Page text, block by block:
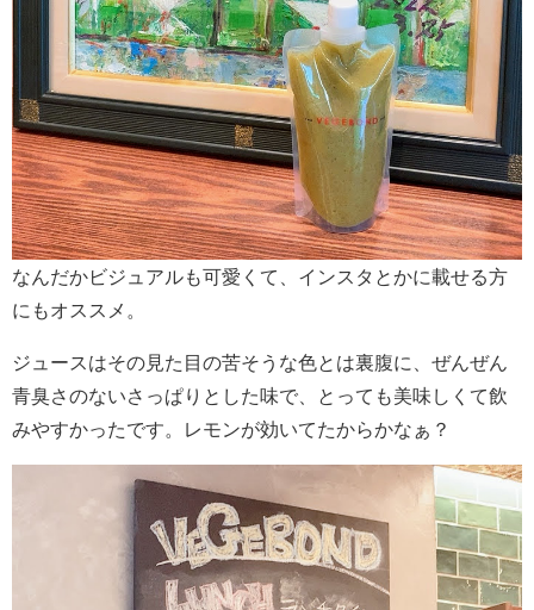
なんだかビジュアルも可愛くて、インスタとかに載せる方
にもオススメ。
ジュースはその見た目の苦そうな色とは裏腹に、ぜんぜん
青臭さのないさっぱりとした味で、とっても美味しくて飲
みやすかったです。レモンが効いてたからかなぁ？